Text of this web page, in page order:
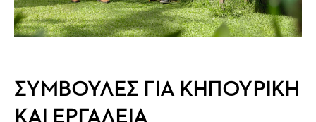
ΣΥΜΒΟΥΛΕΣ ΓΙΑ ΚΗΠΟΥΡΙΚΗ
ΚΑΙ ΕΡΓΑΛΕΙΑ